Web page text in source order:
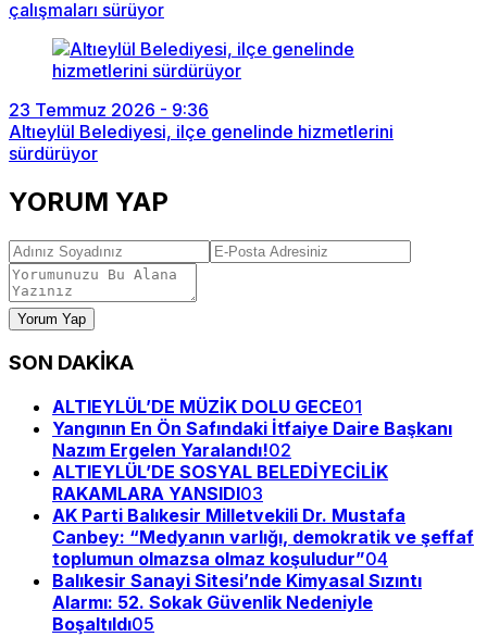
çalışmaları sürüyor
23 Temmuz 2026 - 9:36
Altıeylül Belediyesi, ilçe genelinde hizmetlerini
sürdürüyor
YORUM YAP
Yorum Yap
SON DAKİKA
ALTIEYLÜL’DE MÜZİK DOLU GECE01
Yangının En Ön Safındaki İtfaiye Daire Başkanı
Nazım Ergelen Yaralandı!02
ALTIEYLÜL’DE SOSYAL BELEDİYECİLİK
RAKAMLARA YANSIDI03
AK Parti Balıkesir Milletvekili Dr. Mustafa
Canbey: “Medyanın varlığı, demokratik ve şeffaf
toplumun olmazsa olmaz koşuludur”04
Balıkesir Sanayi Sitesi’nde Kimyasal Sızıntı
Alarmı: 52. Sokak Güvenlik Nedeniyle
Boşaltıldı05